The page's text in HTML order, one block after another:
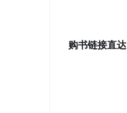
购书链接直达